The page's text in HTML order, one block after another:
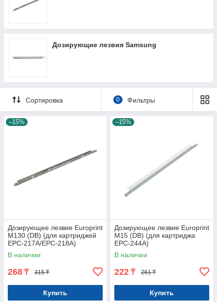
Дозирующие лезвия Samsung
Сортировка 0 Фильтры
–15%
Дозирующее лезвие Europrint
M130 (DB) (для картриджей
EPC-217A/EPC-218A)
В наличии
268 ₸ 315 ₸
Купить
–15%
Дозирующее лезвие Europrint
M15 (DB) (для картриджа
EPC-244A)
В наличии
222 ₸ 261 ₸
Купить